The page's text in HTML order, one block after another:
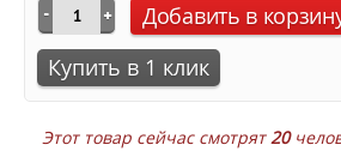
Добавить в
Купить в 1 клик
Этот товар сейчас смотрят20